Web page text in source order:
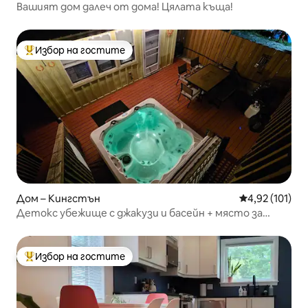
Вашият дом далеч от дома! Цялата къща!
Най-популярен избор на гостите
Избор на гостите
Дом – Кингстън Средна
4,92 (101)
Детокс убежище с джакузи и басейн + място за
Най-популярен избор на гостите
Избор на гостите